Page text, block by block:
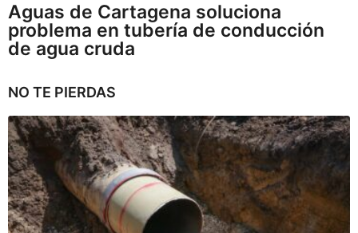
Aguas de Cartagena soluciona
problema en tubería de conducción
de agua cruda
NO TE PIERDAS